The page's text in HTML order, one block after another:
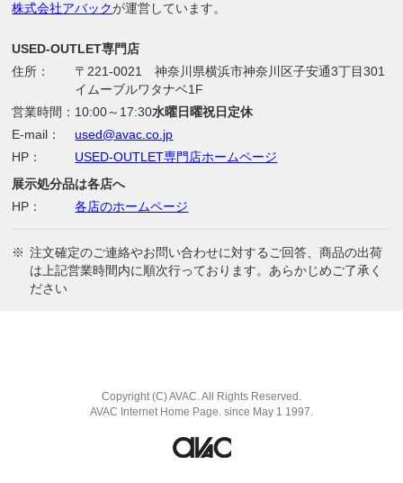
株式会社アバックが運営しています。
USED-OUTLET専門店
住所：
〒221-0021 神奈川県横浜市神奈川区子安通3丁目301
イムーブルワタナベ1F
営業時間： 10:00～17:30水曜日曜祝日定休
E-mail：
used@avac.co.jp
HP：
USED-OUTLET専門店ホームページ
展示処分品は各店へ
HP：
各店のホームページ
※ 注文確定のご連絡やお問い合わせに対するご回答、商品の出荷
は上記営業時間内に順次行っております。あらかじめご了承く
ださい
Copyright (C) AVAC. All Rights Reserved.
AVAC Internet Home Page. since May 1 1997.